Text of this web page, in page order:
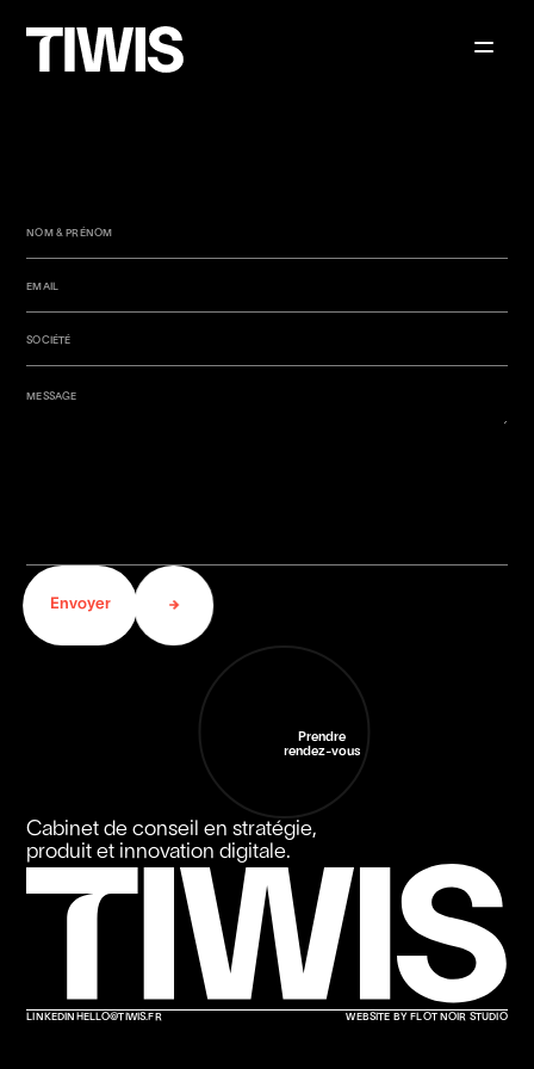
NOM & PRÉNOM
EMAIL
SOCIÉTÉ
MESSAGE
Prendre
rendez-vous
Cabinet de conseil en stratégie,
produit et innovation digitale.
LINKEDIN HELLO@TIWIS.FR WEBSITE BY FLOT NOIR STUDIO